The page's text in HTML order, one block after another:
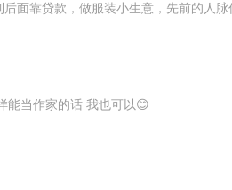
面靠贷款，做服装小生意，先前的人
这是怎么当的作者 我感觉要是这样能当作家的话 我也可以😊